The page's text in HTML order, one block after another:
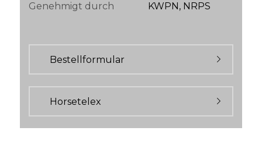
Genehmigt durch
KWPN, NRPS
Bestellformular
Horsetelex